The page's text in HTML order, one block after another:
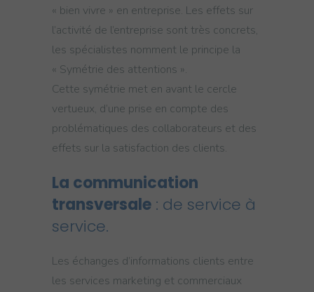
« bien vivre » en entreprise. Les effets sur
l’activité de l’entreprise sont très concrets,
les spécialistes nomment le principe la
« Symétrie des attentions ».
Cette symétrie met en avant le cercle
vertueux, d’une prise en compte des
problématiques des collaborateurs et des
effets sur la satisfaction des clients.
La communication
transversale : de service à
service.
Les échanges d’informations clients entre
les services marketing et commerciaux